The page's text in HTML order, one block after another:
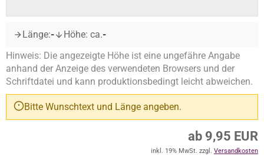
Länge:- Höhe: ca.-
Hinweis: Die angezeigte Höhe ist eine ungefähre Angabe
anhand der Anzeige des verwendeten Browsers und der
Schriftdatei und kann produktionsbedingt leicht abweichen.
Bitte Wunschtext und Länge angeben.
ab 9,95 EUR
inkl. 19% MwSt. zzgl. Versandkosten